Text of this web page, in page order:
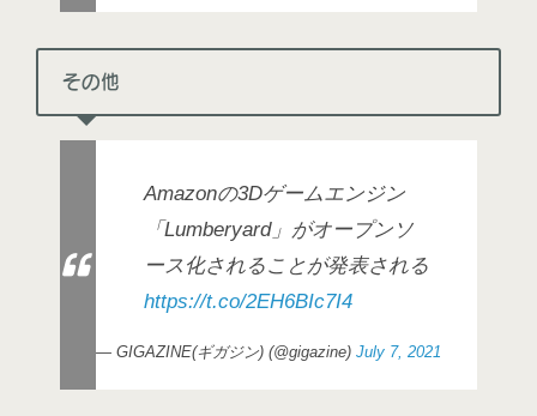
その他
Amazonの3Dゲームエンジン
「Lumberyard」がオープンソ
ース化されることが発表される
https://t.co/2EH6BIc7I4
— GIGAZINE(ギガジン) (@gigazine) July 7, 2021